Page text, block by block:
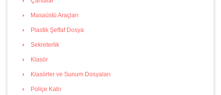
Masaüstü Araçları
Plastik Şeffaf Dosya
Sekreterlik
Klasör
Klasörler ve Sunum Dosyaları
Poliçe Kabı